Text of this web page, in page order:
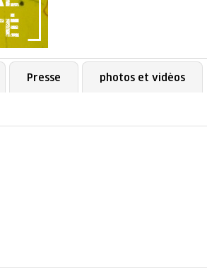
Presse photos et vidèos